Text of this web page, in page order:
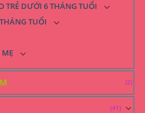
TRẺ DƯỚI 6 THÁNG TUỔI
TUỔI
(2)
(41)